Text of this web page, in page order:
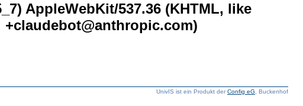
AppleWebKit/537.36 (KHTML, like
+claudebot@anthropic.com)
UnivIS ist ein Produkt derConfig eG , Buckenhof